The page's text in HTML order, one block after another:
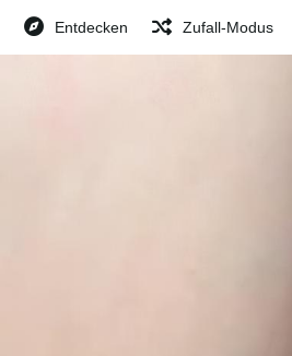
Entdecken Zufall-Modus